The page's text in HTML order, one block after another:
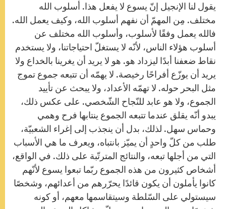
يقول لنا الإنجيل إنّ يسوع لا يفعل هذا. أسلوب الله
مختلف. مِن المهمّ أن نفهم أسلوب الله، وكيف يعمل الله.
فالله يعمل وفقًا لأسلوب، وأسلوب الله مختلف عن
أسلوب هؤلاء الناس، لأنّه لا يستغلّ احتياجاتنا، ولا يستخدم
نقاط ضعفنا أبدًا ليزداد هو. هو لا يريد أن يغرينا بالخداع ولا
يريد أن يوزّع أفراحًا رخيصة. لا يهمّه أن تتبعه جموع تموج
مثل البحر حوله. لا تهمّه الأعداد، ولا يبحث عن تأييد
الجموع، ولا هو عابد للنّجاح الشّخصي. على عكس ذلك،
يبدو أنّه يقلق عندما تتبعه الجموع ينتابها فرح وهمي
وحماس سهل. لذلك، بدل أن ينجذب إلى إغراء الشعبيّة،
طلب من كلّ واحدٍ أن يميّز بانتباه، ويعرف ما هي الأسباب
التي من أجلها تبعه، والنتائج المترتّبة على ذلك. في الواقع،
أشخاص كثيرون من هذه الجموع ربّما تبعوا يسوع لأنّهم
كانوا يأملون أن يكون قائدًا يحرّرهم من أعدائهم، وشخصًا
سيستولي على السّلطة وسيتقاسمها معهم، أو كونه